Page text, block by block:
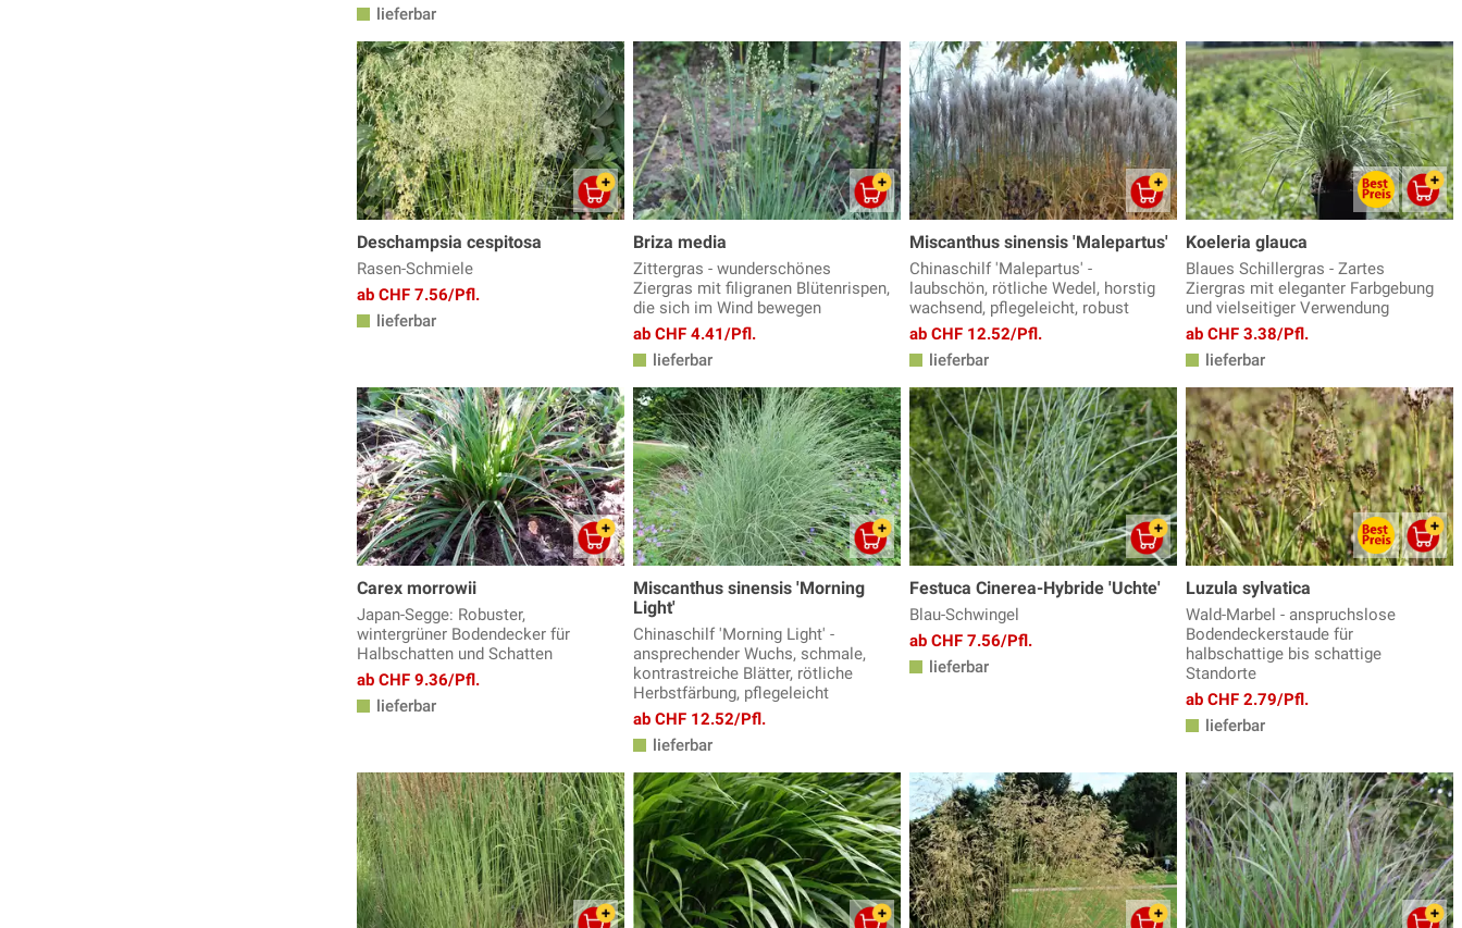
lieferbar
Deschampsia cespitosa
Rasen-Schmiele
ab CHF 7.56/Pfl.
lieferbar
Briza media
Zittergras - wunderschönes
Ziergras mit filigranen Blütenrispen,
die sich im Wind bewegen
ab CHF 4.41/Pfl.
lieferbar
Miscanthus sinensis 'Malepartus'
Chinaschilf 'Malepartus' -
laubschön, rötliche Wedel, horstig
wachsend, pflegeleicht, robust
ab CHF 12.52/Pfl.
lieferbar
Koeleria glauca
Blaues Schillergras - Zartes
Ziergras mit eleganter Farbgebung
und vielseitiger Verwendung
ab CHF 3.38/Pfl.
lieferbar
Carex morrowii
Japan-Segge: Robuster,
wintergrüner Bodendecker für
Halbschatten und Schatten
ab CHF 9.36/Pfl.
lieferbar
Miscanthus sinensis 'Morning
Light'
Chinaschilf 'Morning Light' -
ansprechender Wuchs, schmale,
kontrastreiche Blätter, rötliche
Herbstfärbung, pflegeleicht
ab CHF 12.52/Pfl.
lieferbar
Festuca Cinerea-Hybride 'Uchte'
Blau-Schwingel
ab CHF 7.56/Pfl.
lieferbar
Luzula sylvatica
Wald-Marbel - anspruchslose
Bodendeckerstaude für
halbschattige bis schattige
Standorte
ab CHF 2.79/Pfl.
lieferbar